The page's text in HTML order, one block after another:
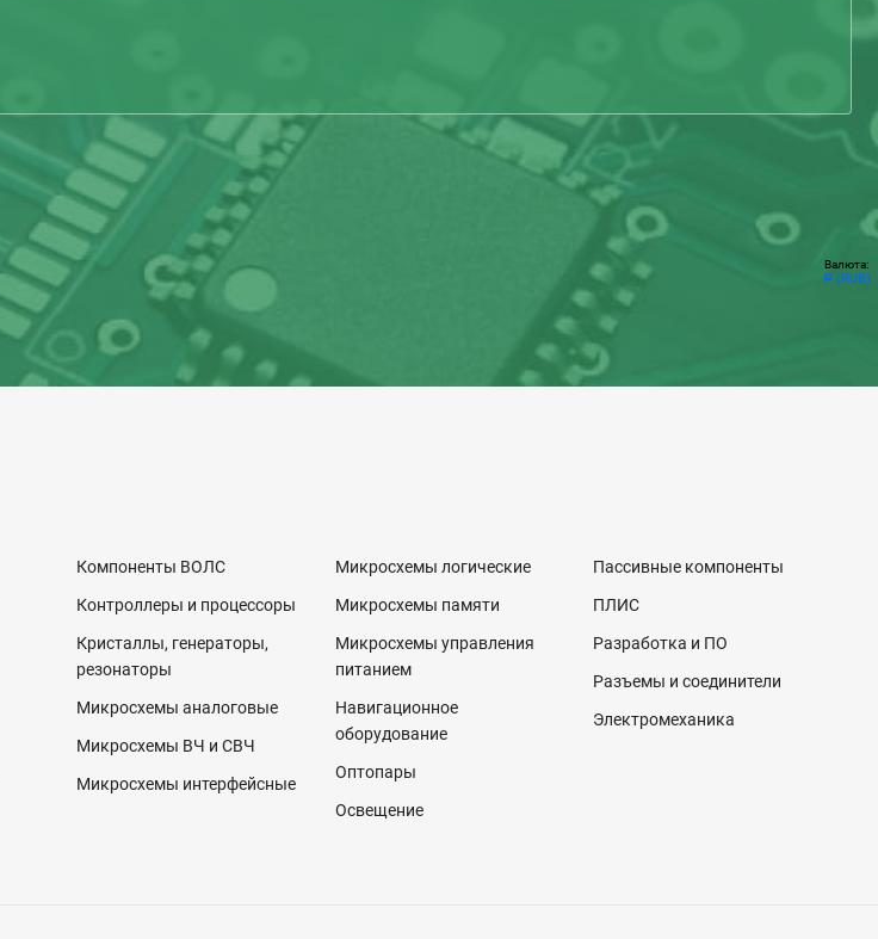
Валюта:
Р (RUB)
Компоненты ВОЛС
Контроллеры и процессоры
Кристаллы, генераторы,
резонаторы
Микросхемы аналоговые
Микросхемы ВЧ и СВЧ
Микросхемы интерфейсные
Микросхемы логические
Микросхемы памяти
Микросхемы управления
питанием
Навигационное
оборудование
Оптопары
Освещение
Пассивные компоненты
ПЛИС
Разработка и ПО
Разъемы и соединители
Электромеханика